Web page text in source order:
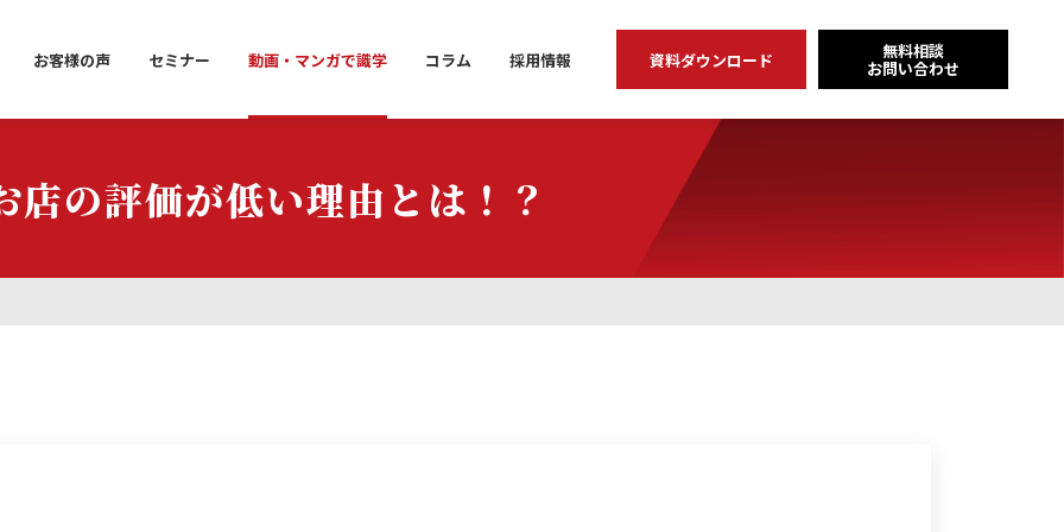
お客様の声 セミナー 動画・マンガで識学 コラム 採用情報 資料ダウンロード 無料相談
お問い合わせ
店の評価が低い理由とは！？